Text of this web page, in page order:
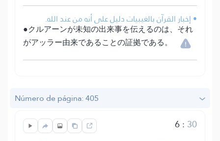
• إخبار القرآن بالغيبيات دليل على أنه من عند الله.
●クルアーンが未知の出来事を伝えるのは、それ
がアッラー由来であることの証拠である。
Número de página: 405
6: 30